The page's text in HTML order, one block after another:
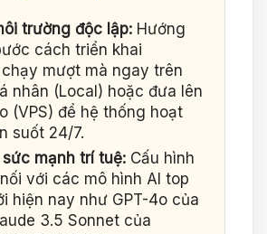
trường độc lập: Hướng
cách triển khai
mượt mà ngay trên
nhân (Local) hoặc đưa lên
(VPS) để hệ thống hoạt
suốt 24/7.
mạnh trí tuệ: Cấu hình
với các mô hình AI top
hiện nay như GPT-4o của
3.5 Sonnet của